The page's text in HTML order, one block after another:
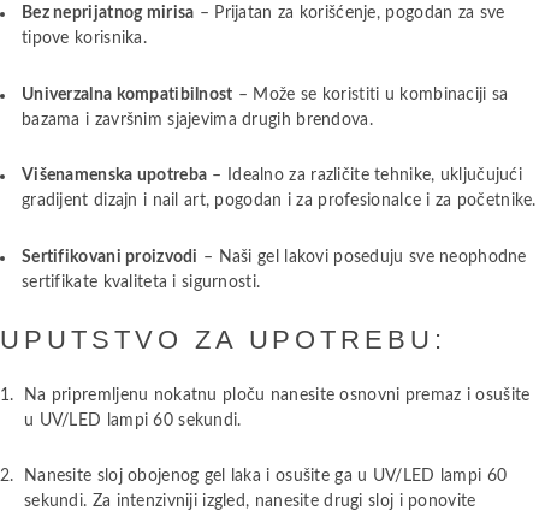
Bez neprijatnog mirisa – Prijatan za korišćenje, pogodan za sve
tipove korisnika.
Univerzalna kompatibilnost – Može se koristiti u kombinaciji sa
bazama i završnim sjajevima drugih brendova.
Višenamenska upotreba – Idealno za različite tehnike, uključujući
gradijent dizajn i nail art, pogodan i za profesionalce i za početnike.
Sertifikovani proizvodi – Naši gel lakovi poseduju sve neophodne
sertifikate kvaliteta i sigurnosti.
UPUTSTVO ZA UPOTREBU:
Na pripremljenu nokatnu ploču nanesite osnovni premaz i osušite
u UV/LED lampi 60 sekundi.
Nanesite sloj obojenog gel laka i osušite ga u UV/LED lampi 60
sekundi. Za intenzivniji izgled, nanesite drugi sloj i ponovite